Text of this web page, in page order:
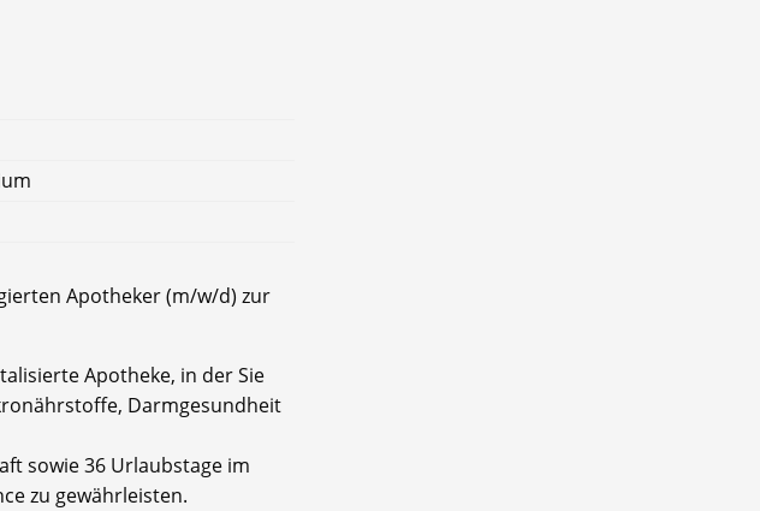
Apotheker (m/w/d) zur
Apotheke, in der Sie
Darmgesundheit
sowie 36 Urlaubstage im
zu gewährleisten.